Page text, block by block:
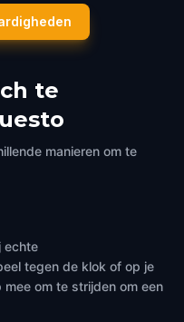
Sunclock
Zürich,Switzerland
te
manieren om te
echte
tegen de klok of op je
om te strijden om een